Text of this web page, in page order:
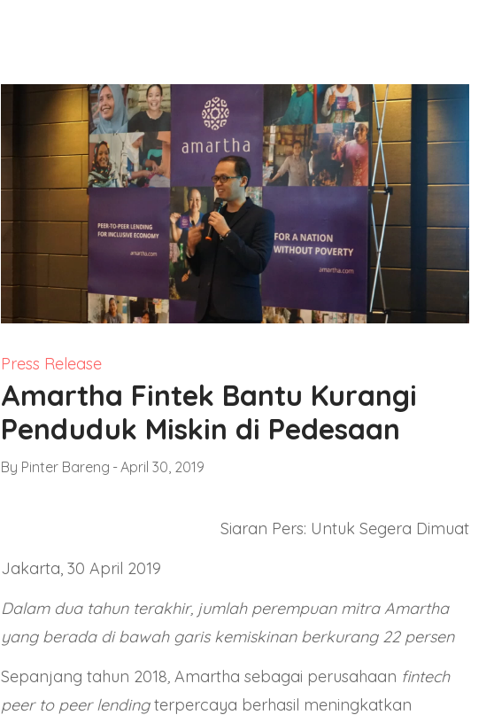
Press Release
Amartha Fintek Bantu Kurangi
Penduduk Miskin di Pedesaan
By Pinter Bareng April 30, 2019
Siaran Pers: Untuk Segera Dimuat
Jakarta, 30 April 2019
Dalam dua tahun terakhir, jumlah perempuan mitra Amartha
yang berada di bawah garis kemiskinan berkurang 22 persen
Sepanjang tahun 2018, Amartha sebagai perusahaan fintech
peer to peer lendingterpercaya berhasil meningkatkan